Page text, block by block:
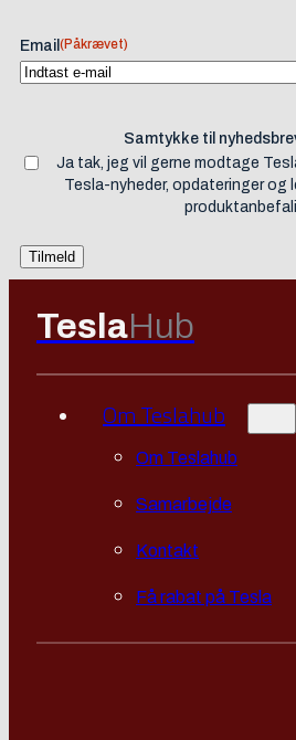
Email (Påkrævet)
Samtykke til
Ja tak, jeg vil gerne modtage
Tesla-nyheder, opdateringer og
TeslaHub
Om Teslahub
Om Teslahub
Samarbejde
Kontakt
Få rabat på Tesla